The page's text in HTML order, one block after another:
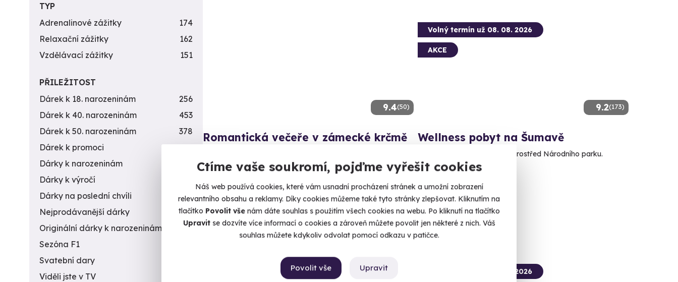
Ctíme vaše soukromí, pojďme vyřešit cookies
Náš web používá cookies, které vám usnadní procházení stránek a umožní zobrazení
relevantního obsahu a reklamy. Díky cookies můžeme také tyto stránky zlepšovat. Kliknutím na
tlačítko Povolit vše nám dáte souhlas s použitím všech cookies na webu. Po kliknutí na tlačítko
Upravitse dozvíte více informací o cookies a zároveň můžete povolit jen některé z nich. Váš
souhlas můžete kdykoliv odvolat pomocí odkazu v patičce.
Upravit
Povolit vše
9.4(50)
Romantická večeře v zámecké krčmě
romantickou večeři v jedinečném prostředí zámecké krčmy.
Zbiroh (Rokycany)
2 650 Kč
9.2(173)
Volný termín už 08. 08. 2026
AKCE
Wellness pobyt na Šumavě
Užijte si prodloužený relax uprostřed Národního parku.
8 690 Kč
7 690 Kč
Volný termín už 09. 08. 2026 Volný termín už 09. 08. 2026
TYP
Adrenalinové zážitky
174
Relaxační zážitky
162
Vzdělávací zážitky
151
PŘILEŽITOST
Dárek k 18. narozeninám
256
Dárek k 40. narozeninám
453
Dárek k 50. narozeninám
378
Dárek k promoci
245
Dárky k narozeninám
Dárky k výročí
Dárky na poslední chvíli
450
Nejprodávanější dárky
56
Originální dárky k narozeninám
422
Sezóna F1
Svatební dary
Viděli jste v TV